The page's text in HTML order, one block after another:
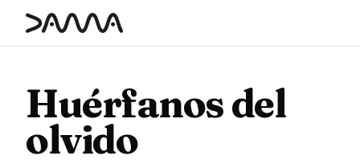
contenido
Huérfanos del
olvido